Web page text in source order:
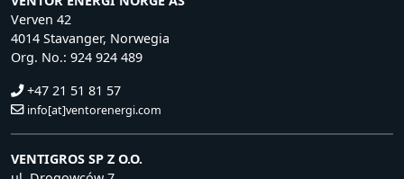
Verven 42
4014 Stavanger, Norwegia
Org. No.: 924 924 489
+47 21 51 81 57
info[at]ventorenergi.com
VENTIGROS SP Z O.O.